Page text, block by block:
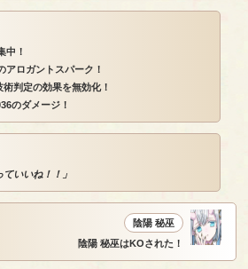
中！
アロガントスパーク！
判定の効果を無効化！
のダメージ！
ていいね！！」
陰陽 秘巫
陰陽 秘巫はKOされた！